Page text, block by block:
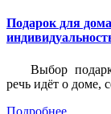
Подарок для
Выбор
речь идёт о доме,
Подробнее